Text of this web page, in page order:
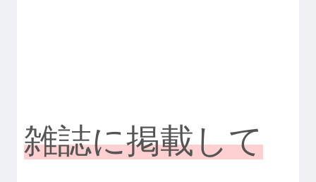
雑誌に掲載して